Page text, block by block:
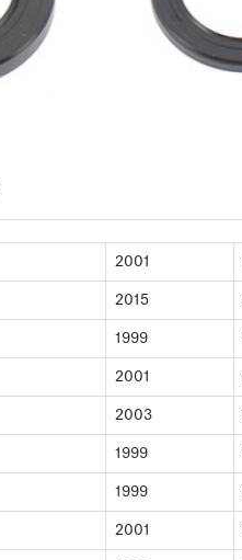
2001
2015
1999
2001
2003
1999
1999
2001